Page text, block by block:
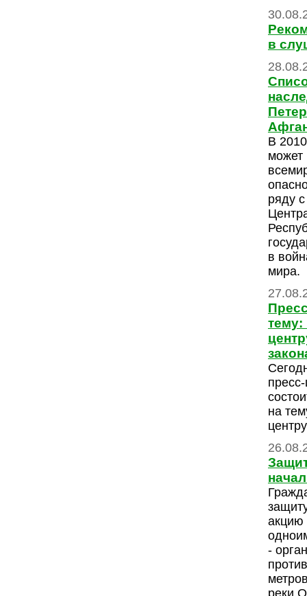
в
В
может
ряду
в
мира.
на
-
реки